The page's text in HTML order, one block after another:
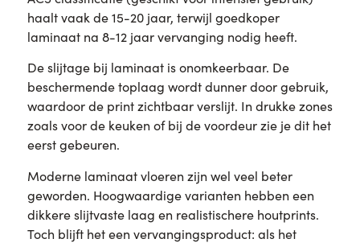
haalt vaak de 15-20 jaar, terwijl goedkoper
laminaat na 8-12 jaar vervanging nodig heeft.
De slijtage bij laminaat is onomkeerbaar. De
beschermende toplaag wordt dunner door gebruik,
waardoor de print zichtbaar verslijt. In drukke zones
zoals voor de keuken of bij de voordeur zie je dit het
eerst gebeuren.
Moderne laminaat vloeren zijn wel veel beter
geworden. Hoogwaardige varianten hebben een
dikkere slijtvaste laag en realistischere houtprints.
Toch blijft het een vervangingsproduct: als het